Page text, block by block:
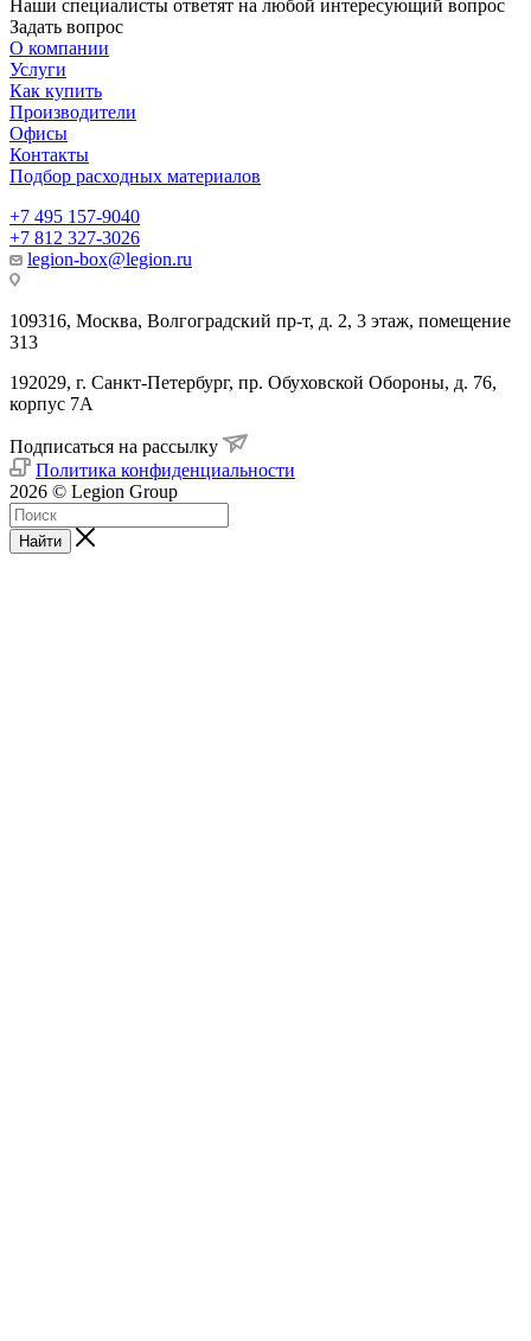
Наши специалисты ответят на любой интересующий вопрос
Задать вопрос
О компании
Услуги
Как купить
Производители
Офисы
Контакты
Подбор расходных материалов
+7 495 157-9040
+7 812 327-3026
legion-box@legion.ru
109316, Москва, Волгоградский пр-т, д. 2, 3 этаж, помещение
313
192029, г. Санкт-Петербург, пр. Обуховской Обороны, д. 76,
корпус 7А
Подписаться на рассылку
Политика конфиденциальности
2026 © Legion Group
Найти